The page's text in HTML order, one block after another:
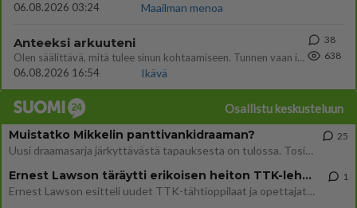
06.08.2026 03:24
Maailman menoa
Anteeksi arkuuteni
Olen säälittävä, mitä tulee sinun kohtaamiseen. Tunnen vaan itseni todella epävarmaksi sun kanssa. Jos minun olisi pitän
06.08.2026 16:54
Ikävä
38
638
Osallistu keskusteluun
Muistatko Mikkelin panttivankidraaman?
Uusi draamasarja järkyttävästä tapauksesta on tulossa. Tositapahtumiin perustuva sarja ammentaa vuoden 1986 Mikkelin pan
25
Ernest Lawson täräytti erikoisen heiton TTK-lehdistötilaisuudessa: " Onko tässä tarkoituksena...?"
Ernest Lawson esitteli uudet TTK-tähtioppilaat ja opettajat torstaina 6.8. lehdistölle. Tulevalla kaudella on yksi hausk
1